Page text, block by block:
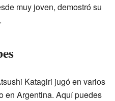
muy joven, demostró su
Katagiri jugó en varios
en Argentina. Aquí puedes